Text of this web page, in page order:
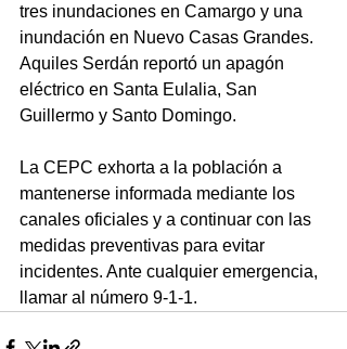
tres inundaciones en Camargo y una
inundación en Nuevo Casas Grandes.
Aquiles Serdán reportó un apagón
eléctrico en Santa Eulalia, San
Guillermo y Santo Domingo.
La CEPC exhorta a la población a
mantenerse informada mediante los
canales oficiales y a continuar con las
medidas preventivas para evitar
incidentes. Ante cualquier emergencia,
llamar al número 9-1-1.